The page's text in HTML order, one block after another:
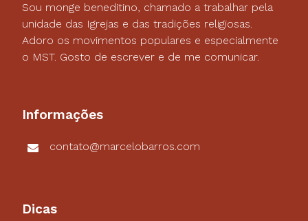
Sou monge beneditino, chamado a trabalhar pela
unidade das Igrejas e das tradições religiosas.
Adoro os movimentos populares e especialmente
o MST. Gosto de escrever e de me comunicar.
Informações
contato@marcelobarros.com
Dicas